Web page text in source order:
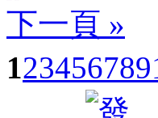
下一頁 »
123456789